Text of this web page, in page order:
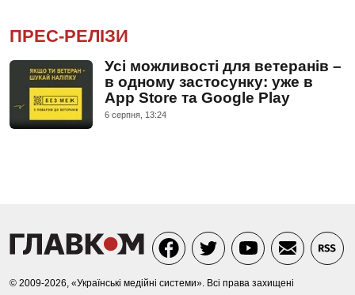
ПРЕС-РЕЛІЗИ
Усі можливості для ветеранів –
в одному застосунку: уже в
App Store та Google Play
6 серпня, 13:24
© 2009-2026, «Українські медійні системи». Всі права захищені